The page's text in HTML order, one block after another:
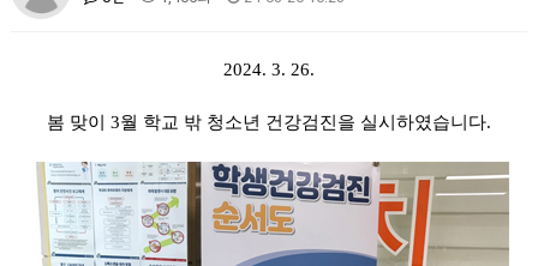
2024. 3. 26.
봄 맞이 3월 학교 밖 청소년 건강검진을 실시하였습니다.